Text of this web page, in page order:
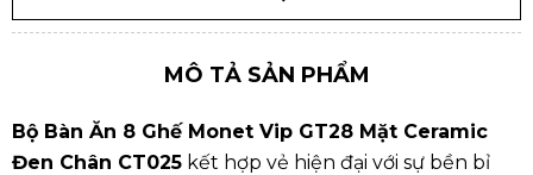
MÔ TẢ SẢN PHẨM
Bộ Bàn Ăn 8 Ghế Monet Vip GT28 Mặt Ceramic
Đen Chân CT025 kết hợp vẻ hiện đại với sự bền bỉ